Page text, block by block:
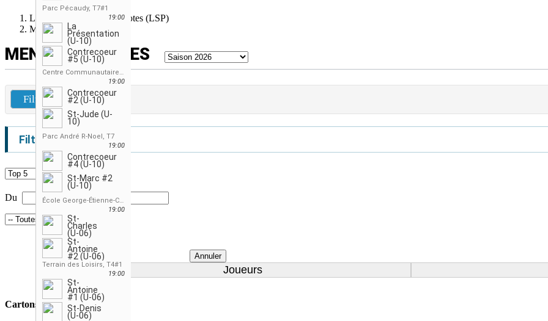
Parc Pécaudy, T7#1
19:00
La
Présentation
(U-10)
Contrecoeur
#5 (U-10)
Centre Communautaire, St-Jude, T7
19:00
Contrecoeur
#2 (U-10)
St-Jude (U-
10)
Parc André R-Noel, T7
19:00
Contrecoeur
#4 (U-10)
St-Marc #2
(U-10)
École George-Étienne-Cartier, T4
19:00
St-
Charles
(U-06)
St-
Antoine
#2 (U-06)
Terrain des Loisirs, T4#1
19:00
St-
Antoine
#1 (U-06)
St-Denis
(U-06)
Ligue de Soccer des Patriotes (LSP)
Meneurs équipes
MENEURS ÉQUIPES
Filtres
Filtres
Du Au
Annuler
Joueurs
Cartons jaunes